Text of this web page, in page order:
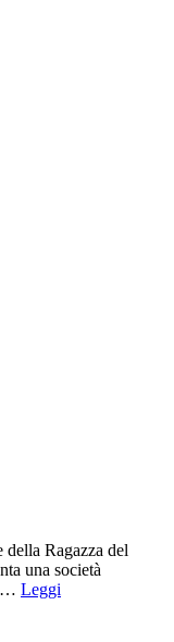
Ragazza del
una società
Leggi